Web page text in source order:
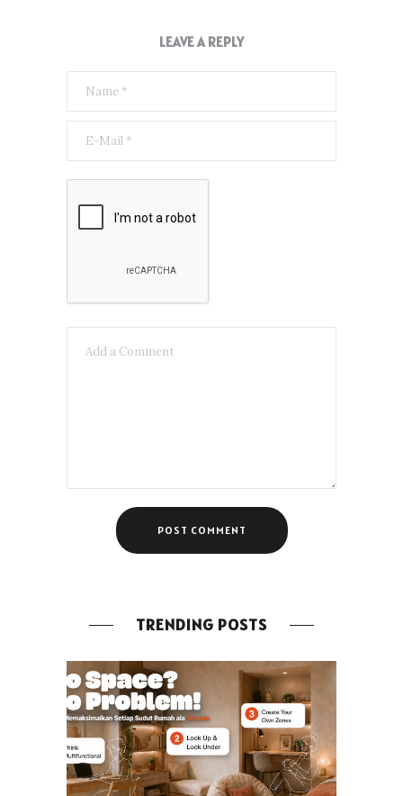
LEAVE A REPLY
TRENDING POSTS